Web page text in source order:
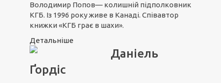
Володимир Попов— колишній підполковник
КГБ. Із 1996 року живе в Канаді. Співавтор
книжки «КГБ грає в шахи».
Детальніше
Даніель
Ґордіс